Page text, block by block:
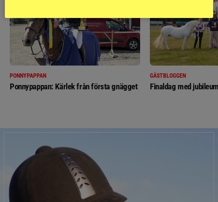
PONNYPAPPAN
Ponnypappan: Kärlek från första gnägget
GÄSTBLOGGEN
Finaldag med